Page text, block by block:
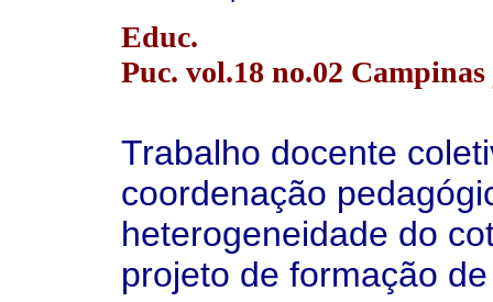
Educ.
Puc. vol.18 no.02
Trabalho docente
coordenação
heterogeneidade do
projeto de formação de